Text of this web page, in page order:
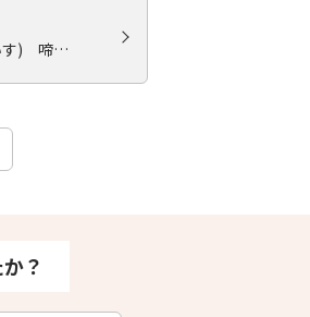
す) 啼…
？